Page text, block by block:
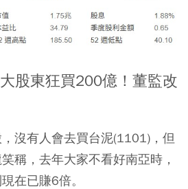
股東狂買200億！董監改
，沒有人會去買台泥(1101)，但
稱，去年大家不看好南亞時，
在已賺6倍。